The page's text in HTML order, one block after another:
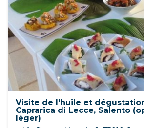
Visite de l'huile et
Caprarica di Lecce, Salento
léger)